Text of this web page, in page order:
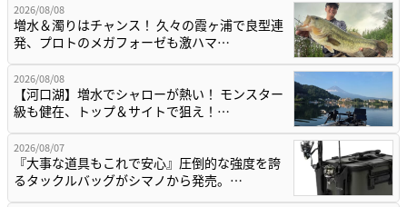
2026/08/08
増水＆濁りはチャンス！ 久々の霞ヶ浦で良型連
発、プロトのメガフォーゼも激ハマ…
2026/08/08
【河口湖】増水でシャローが熱い！ モンスター
級も健在、トップ＆サイトで狙え！…
2026/08/07
『大事な道具もこれで安心』圧倒的な強度を誇
るタックルバッグがシマノから発売。…